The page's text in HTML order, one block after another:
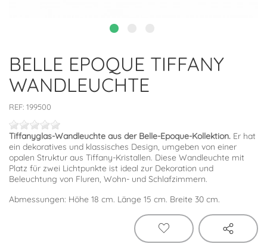
BELLE EPOQUE TIFFANY
WANDLEUCHTE
REF: 199500
Tiffanyglas-Wandleuchte aus der Belle-Epoque-Kollektion. Er hat
ein dekoratives und klassisches Design, umgeben von einer
opalen Struktur aus Tiffany-Kristallen. Diese Wandleuchte mit
Platz für zwei Lichtpunkte ist ideal zur Dekoration und
Beleuchtung von Fluren, Wohn- und Schlafzimmern.
Abmessungen: Höhe 18 cm. Länge 15 cm. Breite 30 cm.